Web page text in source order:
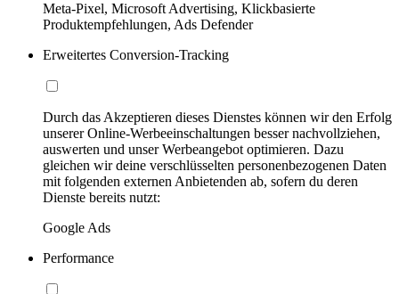
Meta-Pixel, Microsoft Advertising, Klickbasierte
Produktempfehlungen, Ads Defender
Erweitertes Conversion-Tracking
Durch das Akzeptieren dieses Dienstes können wir den Erfolg
unserer Online-Werbeeinschaltungen besser nachvollziehen,
auswerten und unser Werbeangebot optimieren. Dazu
gleichen wir deine verschlüsselten personenbezogenen Daten
mit folgenden externen Anbietenden ab, sofern du deren
Dienste bereits nutzt:
Google Ads
Performance